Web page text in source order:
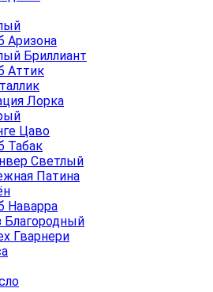
Аризона
Бриллиант
Аттик
Лорка
Цаво
Табак
Светлый
Патина
Наварра
Благородный
Гварнери